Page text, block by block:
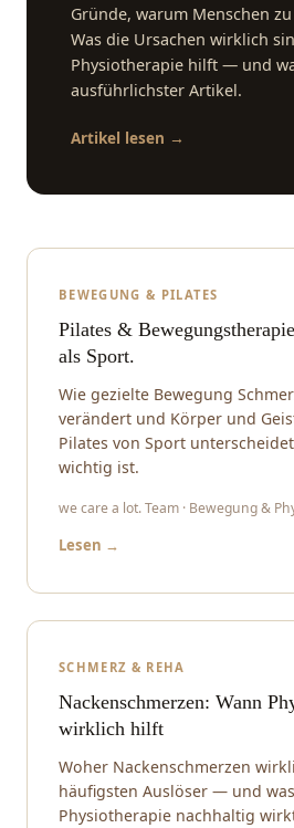
Gründe, warum Menschen
Was die Ursachen wirklich
Physiotherapie hilft — und
ausführlichster Artikel.
Artikel lesen →
BEWEGUNG & PILATES
Pilates &
als Sport.
Wie gezielte Bewegung
verändert und Körper und
Pilates von Sport
wichtig ist.
we care a lot. Team · Bewegung &
Lesen →
SCHMERZ & REHA
Nackenschmerzen: Wann
wirklich hilft
Woher Nackenschmerzen
häufigsten Auslöser — und
Physiotherapie nachhaltig